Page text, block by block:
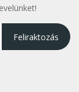
Feliraktozás